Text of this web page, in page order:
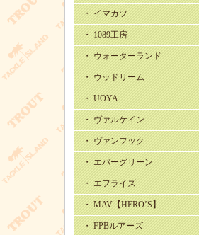
・ イマカツ
・ 1089工房
・ ウォーターランド
・ ウッドリーム
・ UOYA
・ ヴァルケイン
・ ヴァンフック
・ エバーグリーン
・ エフライズ
・ MAV【HERO’S】
・ FPBルアーズ